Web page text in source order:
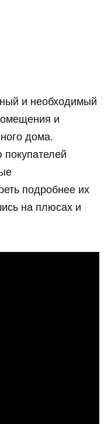
и необходимый
и
дома.
подробнее их
на плюсах и